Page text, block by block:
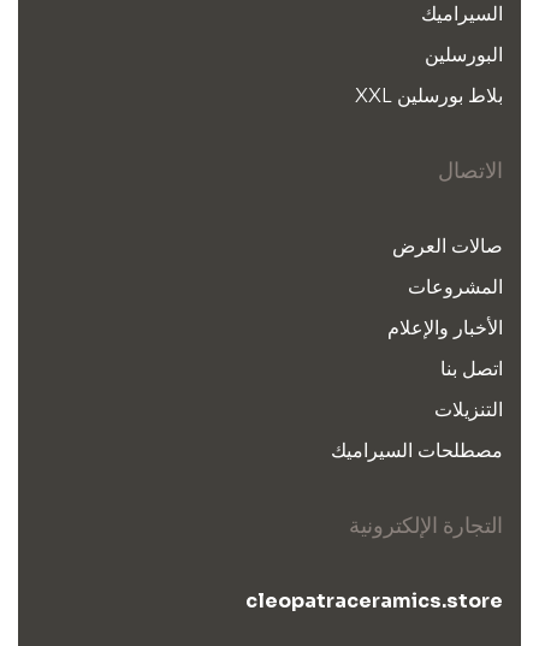
السيراميك
البورسلين
بلاط بورسلين XXL
الاتصال
صالات العرض
المشروعات
الأخبار والإعلام
اتصل بنا
التنزيلات
مصطلحات السيراميك
التجارة الإلكترونية
cleopatraceramics.store